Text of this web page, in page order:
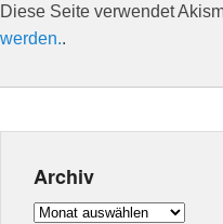
Diese Seite verwendet
werden..
Archiv
Archiv